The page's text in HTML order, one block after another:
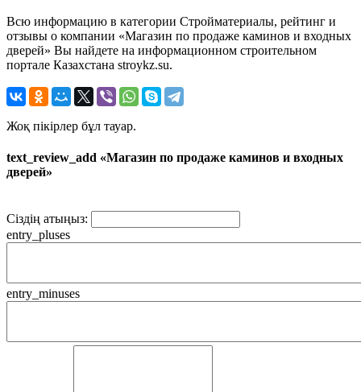
Всю информацию в категории Стройматериалы, рейтинг и
отзывы о компании «Магазин по продаже каминов и входных
дверей» Вы найдете на информационном строительном
портале Казахстана stroykz.su.
Жоқ пікірлер бұл тауар.
text_review_add «Магазин по продаже каминов и входных
дверей»
Сіздің атыңыз:
entry_pluses
entry_minuses